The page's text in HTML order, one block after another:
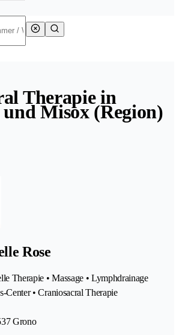
Therapie in
Misox (Region)
Rose
Therapie • Massage • Lymphdrainage
Center • Craniosacral Therapie
Grono